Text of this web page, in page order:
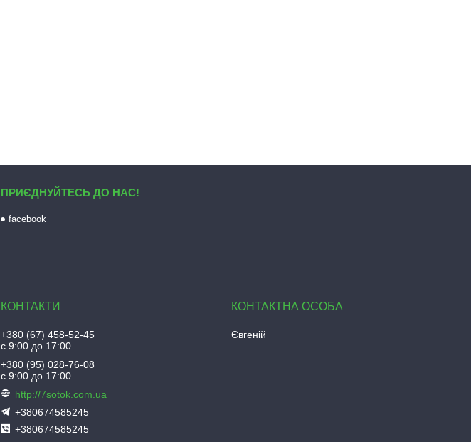
ПРИЄДНУЙТЕСЬ ДО НАС!
facebook
+380 (67) 458-52-45
с 9:00 до 17:00
+380 (95) 028-76-08
с 9:00 до 17:00
http://7sotok.com.ua
+380674585245
+380674585245
Євгеній